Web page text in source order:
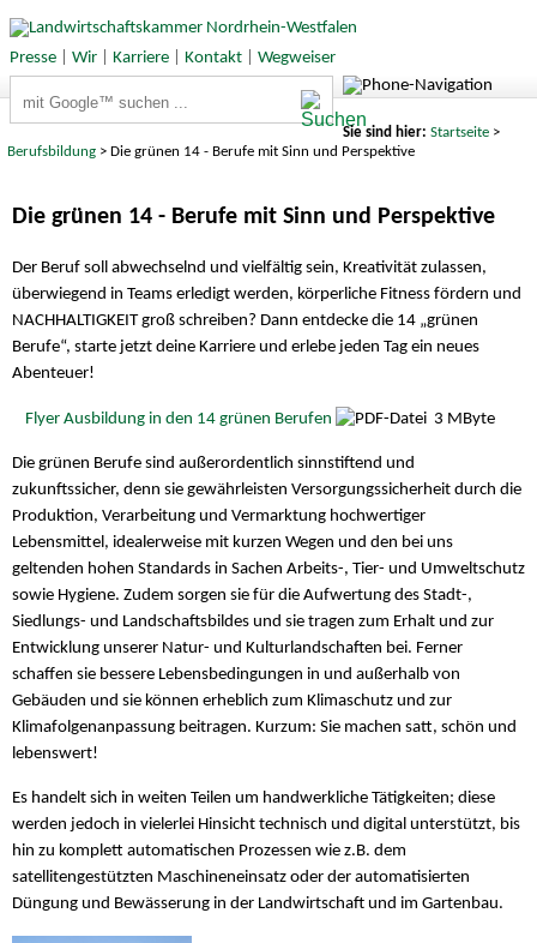
Presse| Wir| Karriere| Kontakt| Wegweiser
Sie sind hier: Startseite>
Berufsbildung > Die grünen 14 - Berufe mit Sinn und Perspektive
Die grünen 14 - Berufe mit Sinn und Perspektive
Der Beruf soll abwechselnd und vielfältig sein, Kreativität zulassen,
überwiegend in Teams erledigt werden, körperliche Fitness fördern und
NACHHALTIGKEIT groß schreiben? Dann entdecke die 14 „grünen
Berufe“, starte jetzt deine Karriere und erlebe jeden Tag ein neues
Abenteuer!
Flyer Ausbildung in den 14 grünen Berufen 3 MByte
Die grünen Berufe sind außerordentlich sinnstiftend und
zukunftssicher, denn sie gewährleisten Versorgungssicherheit durch die
Produktion, Verarbeitung und Vermarktung hochwertiger
Lebensmittel, idealerweise mit kurzen Wegen und den bei uns
geltenden hohen Standards in Sachen Arbeits-, Tier- und Umweltschutz
sowie Hygiene. Zudem sorgen sie für die Aufwertung des Stadt-,
Siedlungs- und Landschaftsbildes und sie tragen zum Erhalt und zur
Entwicklung unserer Natur- und Kulturlandschaften bei. Ferner
schaffen sie bessere Lebensbedingungen in und außerhalb von
Gebäuden und sie können erheblich zum Klimaschutz und zur
Klimafolgenanpassung beitragen. Kurzum: Sie machen satt, schön und
lebenswert!
Es handelt sich in weiten Teilen um handwerkliche Tätigkeiten; diese
werden jedoch in vielerlei Hinsicht technisch und digital unterstützt, bis
hin zu komplett automatischen Prozessen wie z.B. dem
satellitengestützten Maschineneinsatz oder der automatisierten
Düngung und Bewässerung in der Landwirtschaft und im Gartenbau.